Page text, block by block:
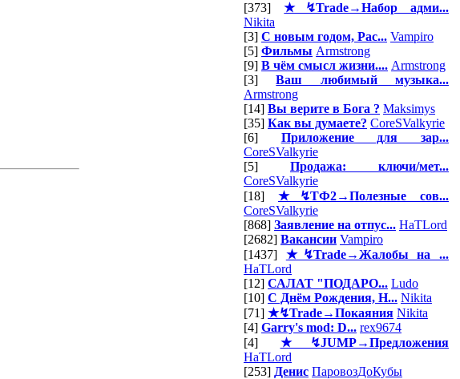
[373]★↯Trade→Набор адми...
Nikita
[3] С новым годом, Рас... Vampiro
[5] Фильмы Armstrong
[9] В чём смысл жизни.... Armstrong
[3]Ваш любимый музыка...
Armstrong
[14] Вы верите в Бога ? Maksimys
[35] Как вы думаете? CoreSValkyrie
[6] Приложение для зар...
CoreSValkyrie
[5] Продажа: ключи/мет...
CoreSValkyrie
[18] ★↯ТФ2→Полезные сов...
CoreSValkyrie
[868] Заявление на отпус... HaTLord
[2682] Вакансии Vampiro
[1437] ★↯Trade→Жалобы на ...
HaTLord
[12] САЛАТ "ПОДАРО... Ludo
[10] С Днём Рождения, Н... Nikita
[71] ★↯Trade→Покаяния Nikita
[4] Garry's mod: D... rex9674
[4] ★↯JUMP→Предложения
HaTLord
[253] Денис ПаровозДоКубы